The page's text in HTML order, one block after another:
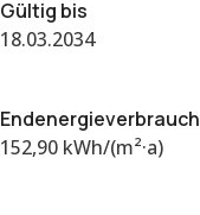
Gültig bis
18.03.2034
Endenergieverbrauch
152,90 kWh/(m²·a)